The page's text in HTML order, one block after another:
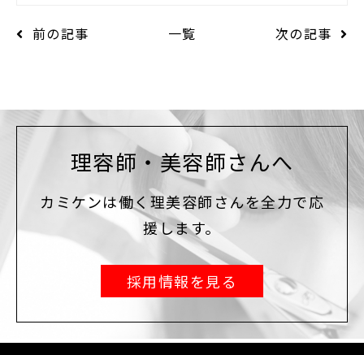
前の記事 一覧 次の記事
理容師・美容師さんへ
カミケンは働く理美容師さんを全力で応
援します。
採用情報を見る